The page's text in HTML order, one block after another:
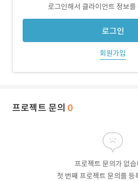
로그인해서 클라이언트 정보를
로그인
회원가입
프로젝트 문의 0
프로젝트 문의가 없습
첫 번째 프로젝트 문의를 등